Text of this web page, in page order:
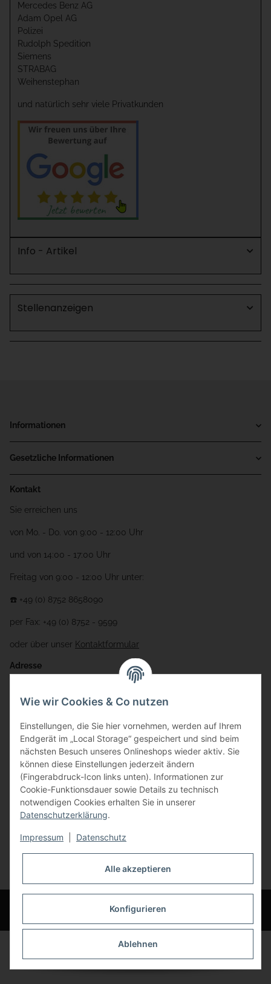
Mercedes Benz AG
Adam Opel AG
Polizei
Rudolph Spedition
Siemens
STRABAG
Weihenstephan
und natürlich sehr viele Privatkunden
Info - Artikel
Stellenanzeigen
Informationen
Gesetzliche Informationen
Kontakt
Sie erreichen uns
von Mo. - Do. von 9:00 - 12:00 Uhr
und von 14:00 - 17:00 Uhr
Freitag von 9:00 - 12:00 Uhr unter:
☎️ +49 (0) 8752 8658090
per Fax: +49 (0) 8752 - 9599
oder über unser Kontaktformular
Adresse
Gewerbering 17
84072 Au i.d. Hallertau
info@bauer-tore.de
Vertrag widerrufen
* Alle Preise inkl. gesetzlicher USt., zzgl.Versand
© Bauer-Systemtechnik GmbH - Technische Änderungen und Irrtümer
vorbehalten
Wie wir Cookies & Co nutzen
Einstellungen, die Sie hier vornehmen, werden auf Ihrem
Endgerät im „Local Storage“ gespeichert und sind beim
nächsten Besuch unseres Onlineshops wieder aktiv. Sie
können diese Einstellungen jederzeit ändern
(Fingerabdruck-Icon links unten). Informationen zur
Cookie-Funktionsdauer sowie Details zu technisch
notwendigen Cookies erhalten Sie in unserer
Datenschutzerklärung.
Impressum Datenschutz
Alle akzeptieren
Konfigurieren
Ablehnen